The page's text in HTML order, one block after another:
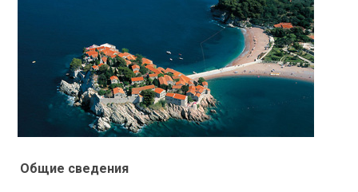
Общие сведения